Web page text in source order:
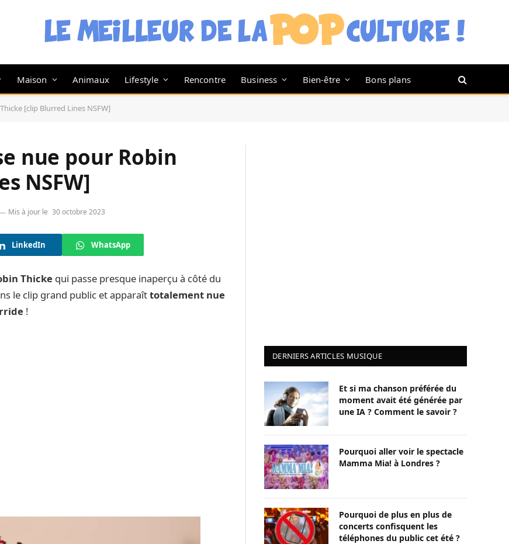
Maison Animaux Lifestyle Rencontre Business Bien-être Bons plans
[clip Blurred Lines NSFW]
nue pour Robin
NSFW]
Mis à jour le 30 octobre 2023
LinkedIn WhatsApp
Thicke qui passe presque inaperçu à côté du
le clip grand public et apparaîttotalement nue
!
DERNIERS ARTICLES MUSIQUE
Et si ma chanson préférée du
moment avait été générée par
une IA ? Comment le savoir ?
Pourquoi aller voir le spectacle
Mamma Mia! à Londres ?
Pourquoi de plus en plus de
concerts confisquent les
téléphones du public cet été ?